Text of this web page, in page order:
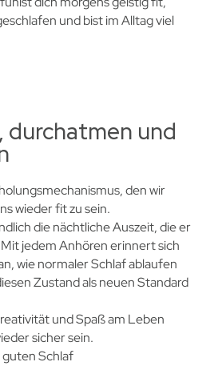
und bist im Alltag viel
durchatmen und
den wir
wieder fit zu sein.
die nächtliche Auszeit, die er
jedem Anhören erinnert sich
wie normaler Schlaf ablaufen
Zustand als neuen Standard
und Spaß am Leben
sicher sein.
Schlaf